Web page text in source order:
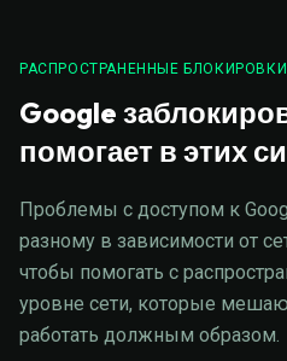
РАСПРОСТРАНЕННЫЕ БЛОКИРОВКИ
Google
помогает в этих
Проблемы с доступом к
разному в зависимости от
чтобы помогать с
уровне сети, которые
работать должным образом.